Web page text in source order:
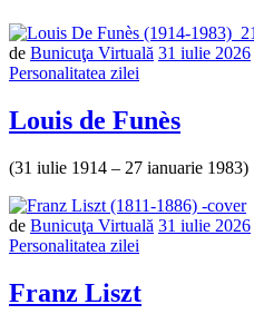
de Bunicuţa Virtuală 31 iulie 2026
Personalitatea zilei
Louis de Funès
(31 iulie 1914 – 27 ianuarie 1983)
de Bunicuţa Virtuală 31 iulie 2026
Personalitatea zilei
Franz Liszt